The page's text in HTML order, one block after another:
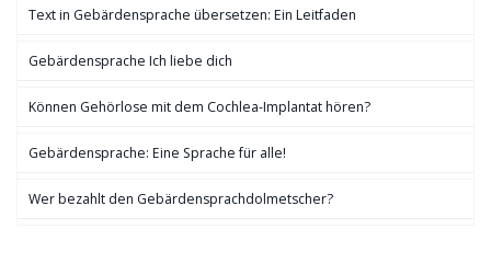
Text in Gebärdensprache übersetzen: Ein Leitfaden
Gebärdensprache Ich liebe dich
Können Gehörlose mit dem Cochlea-Implantat hören?
Gebärdensprache: Eine Sprache für alle!
Wer bezahlt den Gebärdensprachdolmetscher?